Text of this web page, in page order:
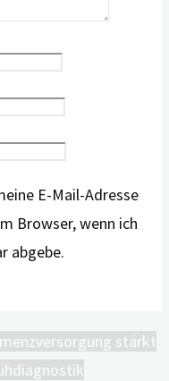
E-Mail-Adresse
Browser, wenn ich
abgebe.
stärkt